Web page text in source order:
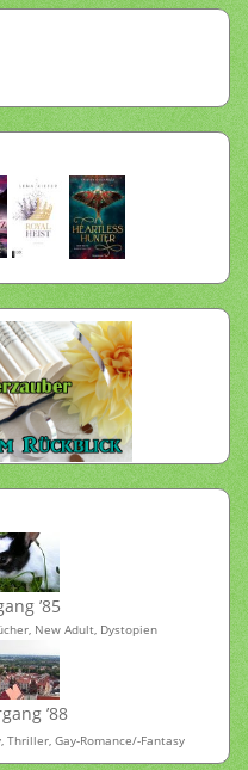
’85
New Adult, Dystopien
’88
Thriller, Gay-Romance/-Fantasy